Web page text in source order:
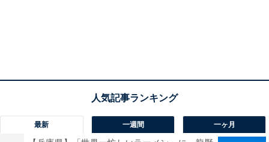
最新 一週間 一ヶ月